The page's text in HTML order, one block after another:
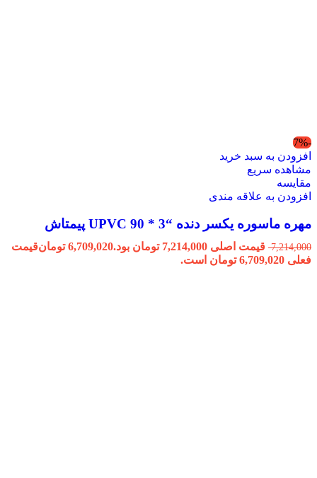
-7%
افزودن به سبد خرید
مشاهده سریع
مقایسه
افزودن به علاقه مندی
مهره ماسوره یکسر دنده “3 * 90 UPVC پیمتاش
7,214,000 قیمت اصلی 7,214,000 تومان بود. 6,709,020 تومانقیمت
فعلی 6,709,020 تومان است.